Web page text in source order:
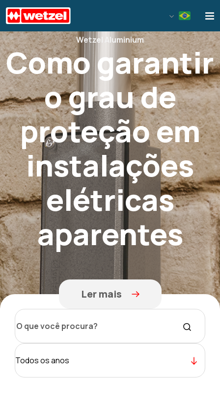
Wetzel Aluminium
Como garantir
o grau de
proteção em
instalações
elétricas
aparentes
Ler mais